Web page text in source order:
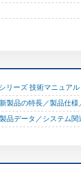
リーズ 技術マニュア
製品の特長／製品仕
品データ／システム